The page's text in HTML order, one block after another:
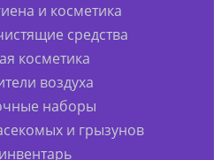
и косметика
средства
косметика
воздуха
наборы
и грызунов